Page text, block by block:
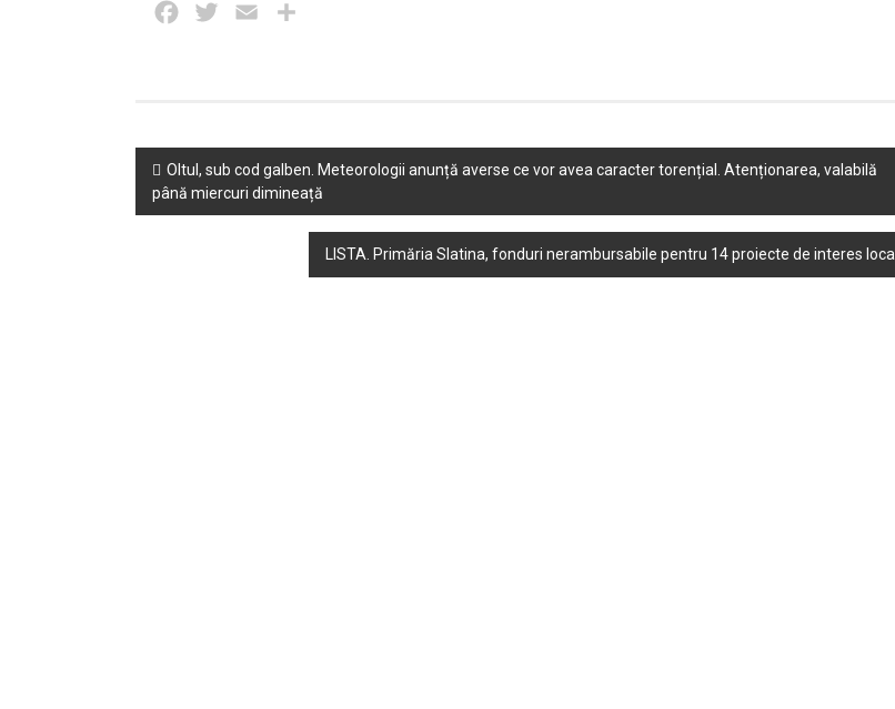
Facebook
Twitter Email
Post
navigation
Oltul, sub cod galben. Meteorologii anunță averse ce vor avea caracter torențial. Atenționarea, valabilă
până miercuri dimineață
LISTA. Primăria Slatina, fonduri nerambursabile pentru 14 proiecte de interes local